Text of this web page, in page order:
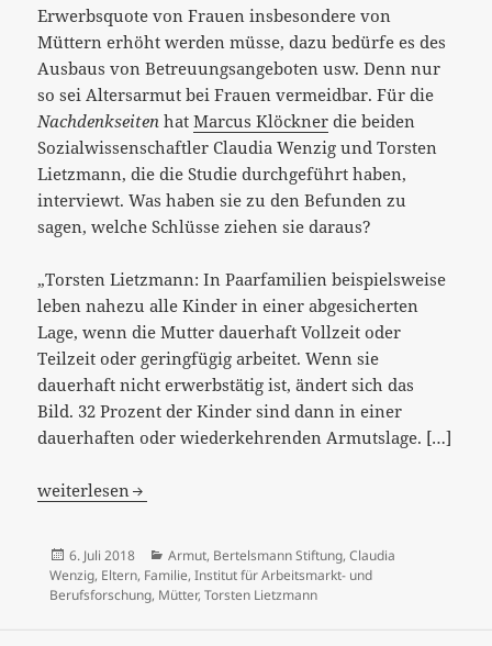
Erwerbsquote von Frauen insbesondere von
Müttern erhöht werden müsse, dazu bedürfe es des
Ausbaus von Betreuungsangeboten usw. Denn nur
so sei Altersarmut bei Frauen vermeidbar. Für die
Nachdenkseiten hatMarcus Klöckner die beiden
Sozialwissenschaftler Claudia Wenzig und Torsten
Lietzmann, die die Studie durchgeführt haben,
interviewt. Was haben sie zu den Befunden zu
sagen, welche Schlüsse ziehen sie daraus?
„Torsten Lietzmann: In Paarfamilien beispielsweise
leben nahezu alle Kinder in einer abgesicherten
Lage, wenn die Mutter dauerhaft Vollzeit oder
Teilzeit oder geringfügig arbeitet. Wenn sie
dauerhaft nicht erwerbstätig ist, ändert sich das
Bild. 32 Prozent der Kinder sind dann in einer
dauerhaften oder wiederkehrenden Armutslage. […]
Anerkennung oder Hinterfragung des status quo?
weiterlesen
Veröffentlicht
am
6. Juli 2018 Kategorien
Armut, Bertelsmann Stiftung, Claudia
Wenzig, Eltern, Familie, Institut für Arbeitsmarkt- und
Berufsforschung, Mütter, Torsten Lietzmann